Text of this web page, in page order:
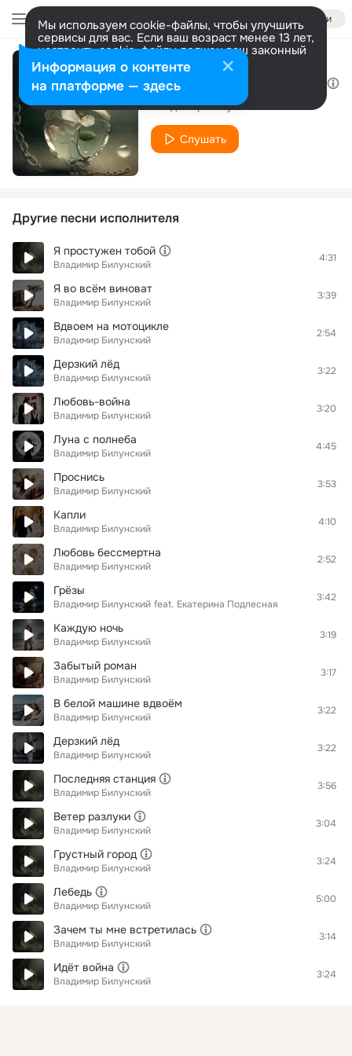
Войти
Мы используем cookie-файлы, чтобы улучшить
сервисы для вас. Если ваш возраст менее 13 лет,
настроить cookie-файлы должен ваш законный
представитель. Больше информации
Разрешить все Настроить
Владимир Билунский
Слушать
Другие песни исполнителя
Я простужен тобой
Владимир Билунский
4:31
Я во всём виноват
Владимир Билунский
3:39
Вдвоем на мотоцикле
Владимир Билунский
2:54
Дерзкий лёд
Владимир Билунский
3:22
Любовь-война
Владимир Билунский
3:20
Луна с полнеба
Владимир Билунский
4:45
Проснись
Владимир Билунский
3:53
Капли
Владимир Билунский
4:10
Любовь бессмертна
Владимир Билунский
2:52
Грёзы
Владимир Билунский feat. Екатерина Подлесная
3:42
Каждую ночь
Владимир Билунский
3:19
Забытый роман
Владимир Билунский
3:17
В белой машине вдвоём
Владимир Билунский
3:22
Дерзкий лёд
Владимир Билунский
3:22
Последняя станция
Владимир Билунский
3:56
Ветер разлуки
Владимир Билунский
3:04
Грустный город
Владимир Билунский
3:24
Лебедь
Владимир Билунский
5:00
Зачем ты мне встретилась
Владимир Билунский
3:14
Идёт война
Владимир Билунский
3:24
Информация о контенте
на платформе — здесь